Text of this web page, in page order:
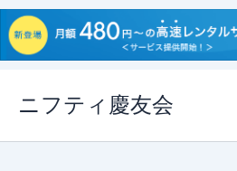
ス
ニフティ慶友会